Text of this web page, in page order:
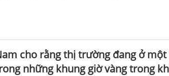
cho rằng thị trường đang ở
những khung giờ vàng trong